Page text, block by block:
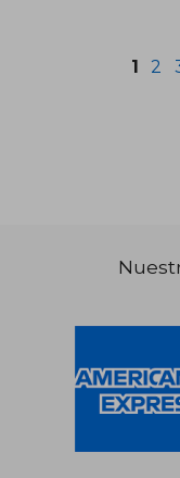
1 2